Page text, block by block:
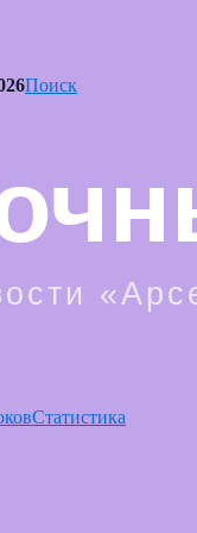
Поиск
Статистика